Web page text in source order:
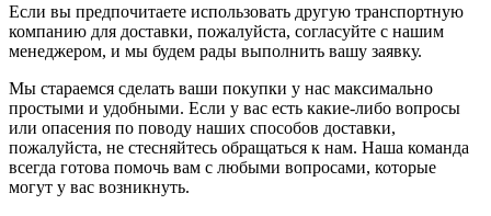
Если вы предпочитаете использовать другую транспортную
компанию для доставки, пожалуйста, согласуйте с нашим
менеджером, и мы будем рады выполнить вашу заявку.
Мы стараемся сделать ваши покупки у нас максимально
простыми и удобными. Если у вас есть какие-либо вопросы
или опасения по поводу наших способов доставки,
пожалуйста, не стесняйтесь обращаться к нам. Наша команда
всегда готова помочь вам с любыми вопросами, которые
могут у вас возникнуть.